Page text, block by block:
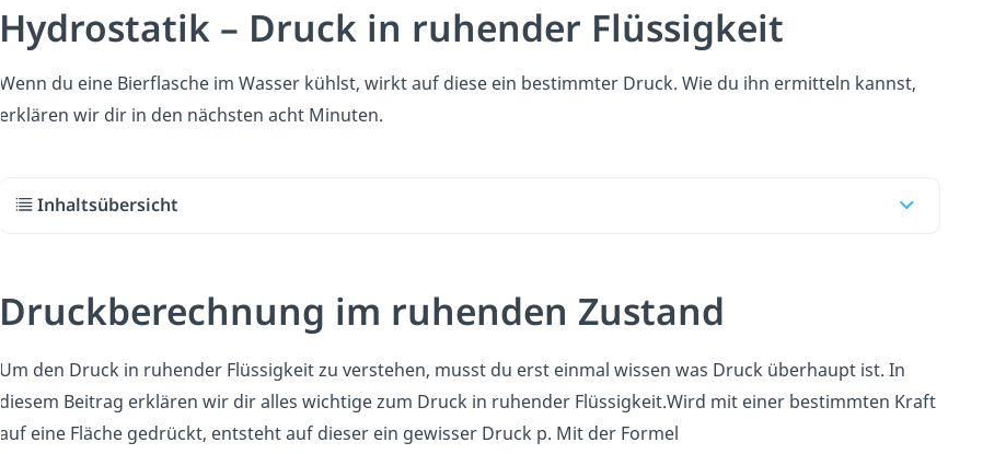
Hydrostatik – Druck in ruhender Flüssigkeit
Wenn du eine Bierflasche im Wasser kühlst, wirkt auf diese ein bestimmter Druck. Wie du ihn ermitteln kannst,
erklären wir dir in den nächsten acht Minuten.
Inhaltsübersicht
Druckberechnung im ruhenden Zustand
Um den Druck in ruhender Flüssigkeit zu verstehen, musst du erst einmal wissen was Druck überhaupt ist. In
diesem Beitrag erklären wir dir alles wichtige zum Druck in ruhender Flüssigkeit.Wird mit einer bestimmten Kraft
auf eine Fläche gedrückt, entsteht auf dieser ein gewisser Druck p. Mit der Formel